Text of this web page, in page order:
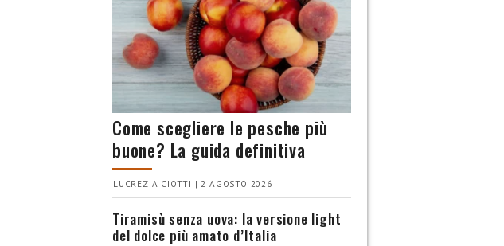
Come scegliere le pesche più
buone? La guida definitiva
LUCREZIA CIOTTI | 2 AGOSTO 2026
Tiramisù senza uova: la versione light
del dolce più amato d’Italia